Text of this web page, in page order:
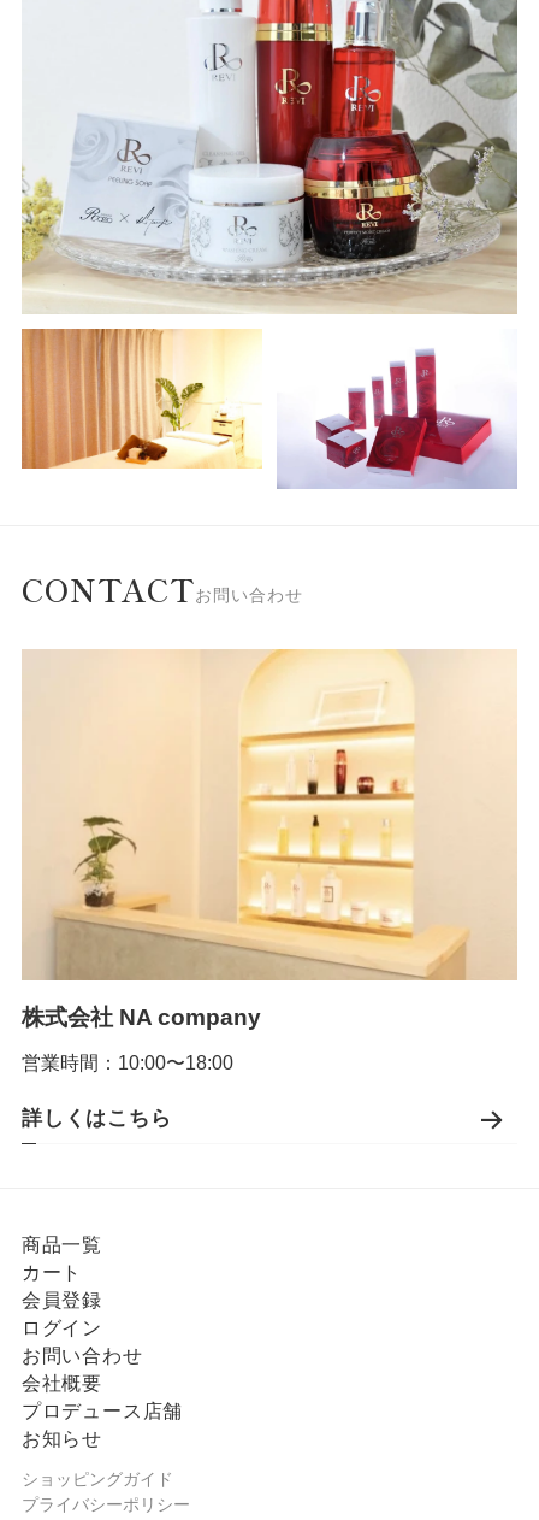
CONTACTお問い合わせ
株式会社 NA company
営業時間：10:00〜18:00
詳しくはこちら
商品一覧
カート
会員登録
ログイン
お問い合わせ
会社概要
プロデュース店舗
お知らせ
ショッピングガイド
プライバシーポリシー